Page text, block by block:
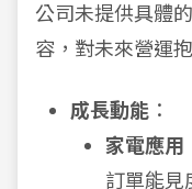
公司未提供具體
容，對未來營運
成長動能 ：
家電應用
訂單能見